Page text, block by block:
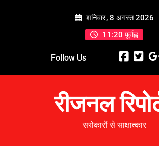
शनिवार, 8 अगस्त 2026
11:20 पूर्वाह्न
Follow Us
रीजनल
सरोकारों से साक्षात्कार